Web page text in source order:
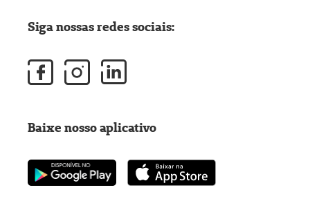
Siga nossas redes sociais:
Baixe nosso aplicativo